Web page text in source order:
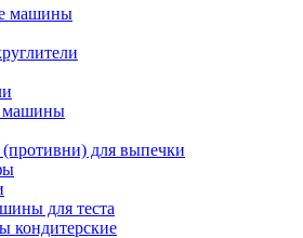
машины
машины
для выпечки
для теста
кондитерские